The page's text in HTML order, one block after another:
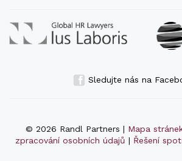
Sledujte nás na
© 2026 Randl Partners | Mapa
zpracování osobních údajů | Řešení